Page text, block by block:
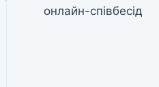
онлайн-співбесід